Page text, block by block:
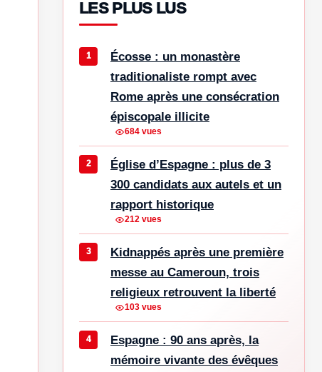
LES PLUS LUS
Écosse : un monastère
traditionaliste rompt avec
Rome après une consécration
épiscopale illicite
684 vues
Église d’Espagne : plus de 3
300 candidats aux autels et un
rapport historique
212 vues
Kidnappés après une première
messe au Cameroun, trois
religieux retrouvent la liberté
103 vues
Espagne : 90 ans après, la
mémoire vivante des évêques